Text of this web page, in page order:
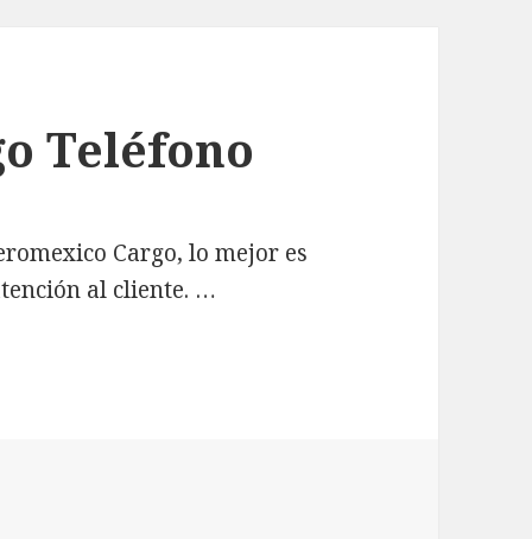
Teléfono
Cargo, lo mejor es
al cliente. …